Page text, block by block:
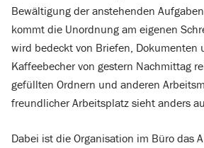
Bewältigung der anstehenden
kommt die Unordnung am eigenen
wird bedeckt von Briefen, Dokumenten
Kaffeebecher von gestern Nachmittag
gefüllten Ordnern und anderen
freundlicher Arbeitsplatz sieht anders
Dabei ist die Organisation im Büro das